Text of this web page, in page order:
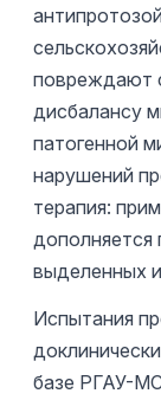
повреждают
дисбалансу
патогенной
нарушений
терапия:
дополняется
выделенных
Испытания
базе РГАУ-